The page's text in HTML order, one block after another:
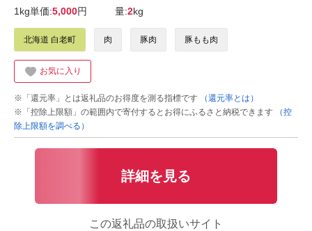
1kg単価:5,000円 量:2kg
北海道 白老町 肉 豚肉 豚もも肉
お気に入り
※「還元率」とは返礼品のお得度を測る指標です
（還元率とは）
※「控除上限額」の範囲内で寄付するとお得にふるさと納税できます
（控
除上限額を調べる）
詳細を見る
この返礼品の取扱いサイト